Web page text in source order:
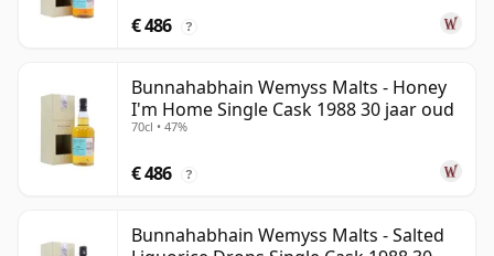
€ 486 ?
Bunnahabhain Wemyss Malts - Honey
I'm Home Single Cask 1988 30 jaar oud
70cl • 47%
€ 486 ?
Bunnahabhain Wemyss Malts - Salted